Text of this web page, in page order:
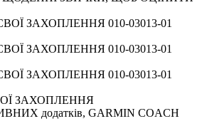
ЗАХОПЛЕННЯ
додатків, GARMIN COACH